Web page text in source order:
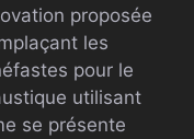
proposée
les
pour le
utilisant
se présente